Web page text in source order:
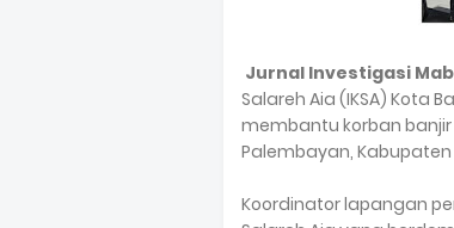
Jurnal Investigasi
Salareh Aia (IKSA) Kota
membantu korban
Palembayan,
Koordinator lapangan